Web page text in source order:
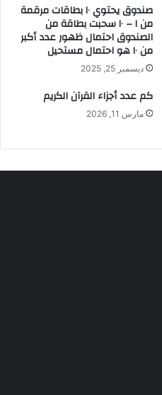
صندوق يحتوي ١٠ بطاقات مرقمة
من ١ – ١٠ سحبت بطاقة من
الصندوق احتمال ظهور عدد أكبر
من ١٠ هو احتمال مستحيل
ديسمبر 25, 2025
كم عدد أجزاء القرآن الكريم
مارس 11, 2026